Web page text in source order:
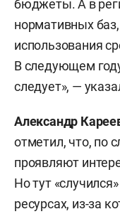
бюджеты. А в
нормативных
использования
В следующем
следует», —
Александр
отметил, что, по
проявляют
Но тут
ресурсах, из-за